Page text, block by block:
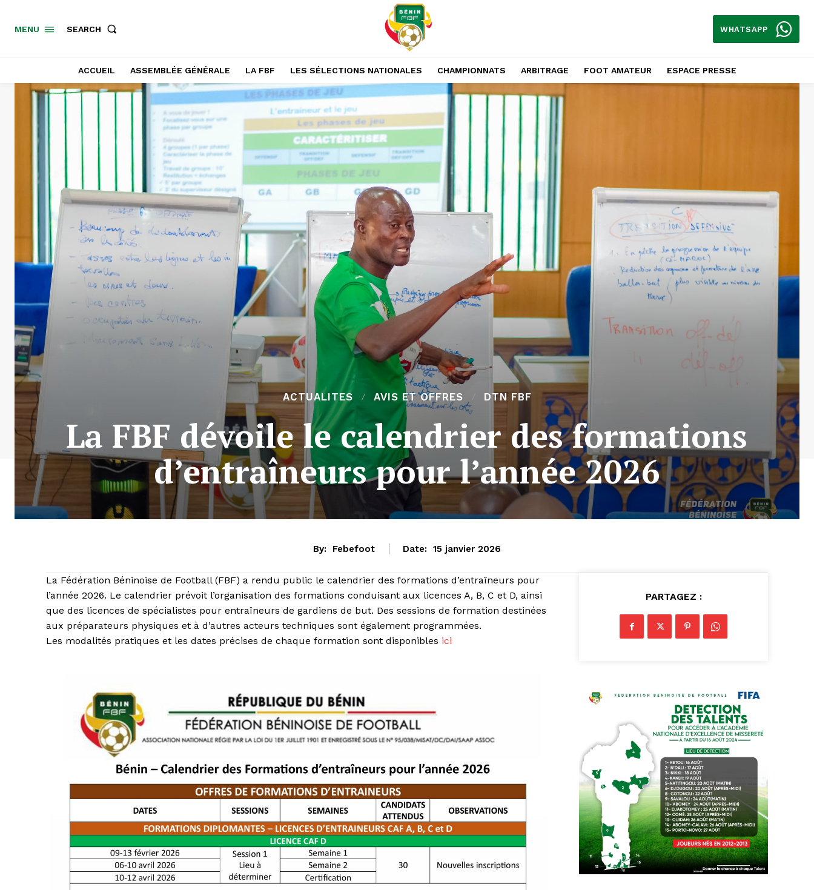
MENU SEARCH WHATSAPP
ACCUEIL ASSEMBLÉE GÉNÉRALE LA FBF LES SÉLECTIONS NATIONALES CHAMPIONNATS ARBITRAGE FOOT AMATEUR ESPACE PRESSE
ACTUALITES AVIS ET OFFRES DTN FBF
La FBF dévoile le calendrier des formations
d’entraîneurs pour l’année 2026
By: Febefoot Date: 15 janvier 2026
La Fédération Béninoise de Football (FBF) a rendu public le calendrier des formations d’entraîneurs pour
l’année 2026. Le calendrier prévoit l’organisation des formations conduisant aux licences A, B, C et D, ainsi
que des licences de spécialistes pour entraîneurs de gardiens de but. Des sessions de formation destinées
aux préparateurs physiques et à d’autres acteurs techniques sont également programmées.
Les modalités pratiques et les dates précises de chaque formation sont disponibles ici
PARTAGEZ :